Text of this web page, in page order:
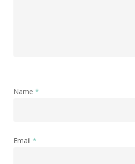
Name *
Email *